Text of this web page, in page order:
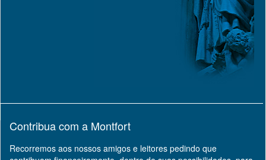
Contribua com a Montfort
Recorremos aos nossos amigos e leitores pedindo que